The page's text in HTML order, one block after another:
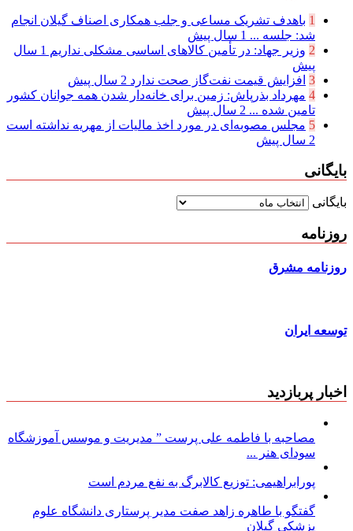
1 باهدف تشریک مساعی و جلب همکاری اصناف گیلان انجام
شد: جلسه ... 1 سال پیش
2 وزیر جهاد: در تأمین کالاهای اساسی مشکلی نداریم
1 سال
پیش
3 افزایش قیمت نفت‌گاز صحت ندارد 2 سال پیش
4 مهرداد بذرپاش: زمین برای خانه‌دار شدن همه جوانان کشور
تامین شده ... 2 سال پیش
5 مجلس مصوبه‌ای در مورد اخذ مالیات از مهریه نداشته است
2 سال پیش
بایگانی
بایگانی
روزنامه
روزنامه مشرق
توسعه ایران
اخبار پربازدید
مصاحبه با فاطمه علی پرست ” مدیریت و موسس آموزشگاه
سودای هنر ...
پورابراهیمی: توزیع کالابرگ به نفع مردم است
گفتگو با طاهره زاهد صفت مدیر پرستاری دانشگاه علوم
پزشکی گیلان